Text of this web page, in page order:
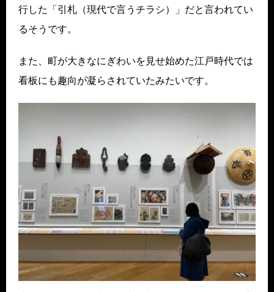
行した「引札（現代で言うチラシ）」だと言われてい
るそうです。
また、町が大きなにぎわいを見せ始めた江戸時代では
看板にも趣向が凝らされていたみたいです。